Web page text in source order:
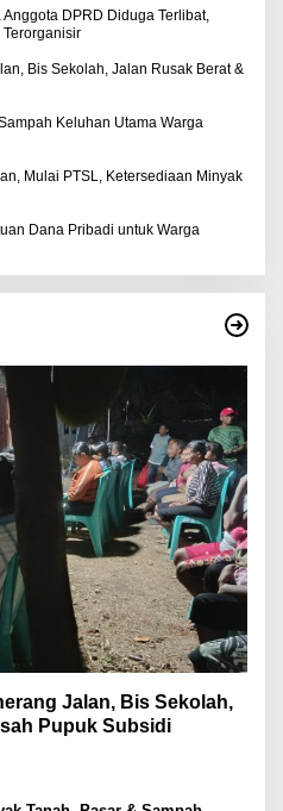
DPRD Diduga Terlibat,
Bis Sekolah, Jalan Rusak Berat &
Keluhan Utama Warga
Mulai PTSL, Ketersediaan Minyak
Dana Pribadi untuk Warga
Jalan, Bis Sekolah,
Pupuk Subsidi